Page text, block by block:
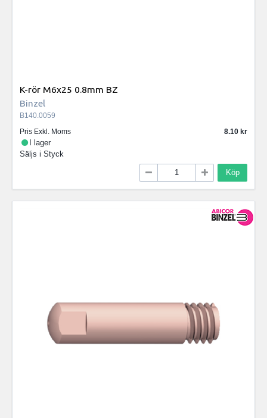
K-rör M6x25 0.8mm BZ
Binzel
B140.0059
Pris Exkl. Moms
8.10
I lager
Säljs i Styck
Köp